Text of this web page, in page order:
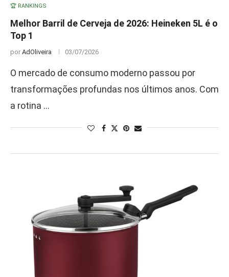
🏆 RANKINGS
Melhor Barril de Cerveja de 2026: Heineken 5L é o
Top 1
por AdOliveira 03/07/2026
O mercado de consumo moderno passou por
transformações profundas nos últimos anos. Com
a rotina …